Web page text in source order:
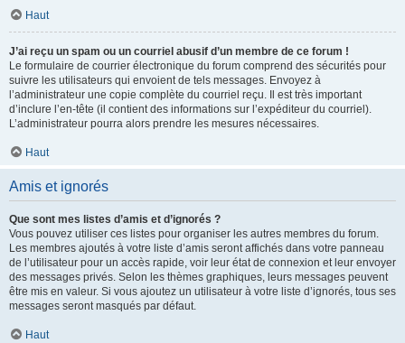
Haut
J’ai reçu un spam ou un courriel abusif d’un membre de ce forum !
Le formulaire de courrier électronique du forum comprend des sécurités pour
suivre les utilisateurs qui envoient de tels messages. Envoyez à
l’administrateur une copie complète du courriel reçu. Il est très important
d’inclure l’en-tête (il contient des informations sur l’expéditeur du courriel).
L’administrateur pourra alors prendre les mesures nécessaires.
Haut
Amis et ignorés
Que sont mes listes d’amis et d’ignorés ?
Vous pouvez utiliser ces listes pour organiser les autres membres du forum.
Les membres ajoutés à votre liste d’amis seront affichés dans votre panneau
de l’utilisateur pour un accès rapide, voir leur état de connexion et leur envoyer
des messages privés. Selon les thèmes graphiques, leurs messages peuvent
être mis en valeur. Si vous ajoutez un utilisateur à votre liste d’ignorés, tous ses
messages seront masqués par défaut.
Haut